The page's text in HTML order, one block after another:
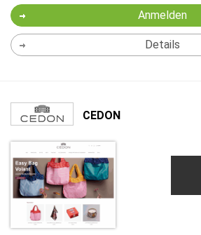
Anmelden
Details
CEDON